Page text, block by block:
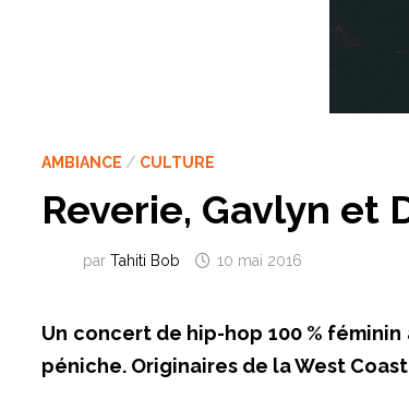
AMBIANCE / CULTURE
Reverie, Gavlyn et
parTahiti Bob 10 mai 2016
Un concert de hip-hop 100 %
péniche. Originaires de la West